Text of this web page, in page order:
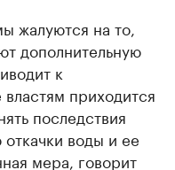
жалуются на то,
дополнительную
к
приходится
последствия
воды и ее
мера, говорит